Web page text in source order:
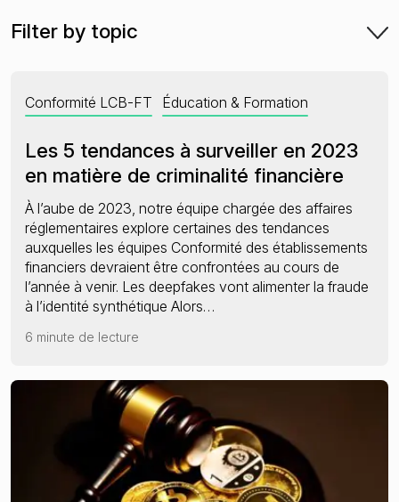
Sanctions et listes de surveillance
Presse négative
L’état de la criminalité financière en 2025
Le nouveau cadre de la LCB-FT de l’UE
Filter by topic
Conformité LCB-FT Éducation & Formation
Les 5 tendances à surveiller en 2023
en matière de criminalité financière
À l’aube de 2023, notre équipe chargée des affaires
réglementaires explore certaines des tendances
auxquelles les équipes Conformité des établissements
financiers devraient être confrontées au cours de
l’année à venir. Les deepfakes vont alimenter la fraude
à l’identité synthétique Alors…
6 minute de lecture